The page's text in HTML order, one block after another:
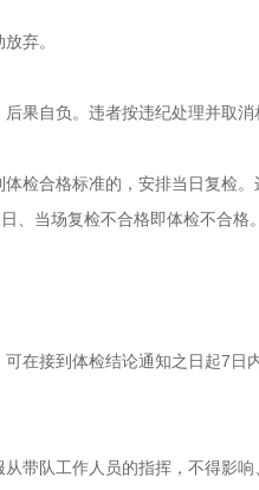
弃。
果自负。违者按违纪处理并取消
检合格标准的，安排当日复检
、当场复检不合格即体检不合格。
在接到体检结论通知之日起7
带队工作人员的指挥，不得影